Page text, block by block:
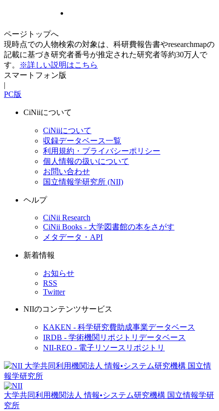
ページトップへ
現時点での人物検索の対象は、科研費報告書やresearchmapの
記載に基づき研究者番号が推定された研究者等約30万人で
す。
※詳しい説明はこちら
スマートフォン版
|
PC版
CiNiiについて
CiNiiについて
収録データベース一覧
利用規約・プライバシーポリシー
個人情報の扱いについて
お問い合わせ
国立情報学研究所 (NII)
ヘルプ
CiNii Research
CiNii Books - 大学図書館の本をさがす
メタデータ・API
新着情報
お知らせ
RSS
Twitter
NIIのコンテンツサービス
KAKEN - 科学研究費助成事業データベース
IRDB - 学術機関リポジトリデータベース
NII-REO - 電子リソースリポジトリ
大学共同利用機関法人 情報•システム研究機構 国立情報学研
究所